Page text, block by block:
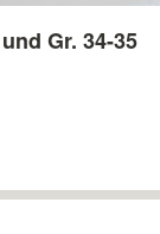
Gr. 34-35